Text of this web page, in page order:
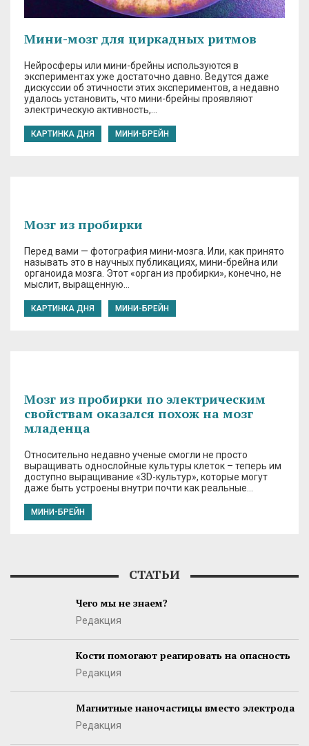
Мини-мозг для циркадных ритмов
Нейросферы или мини-брейны используются в
экспериментах уже достаточно давно. Ведутся даже
дискуссии об этичности этих экспериментов, а недавно
удалось установить, что мини-брейны проявляют
электрическую активность,…
КАРТИНКА ДНЯ МИНИ-БРЕЙН
Мозг из пробирки
Перед вами — фотография мини-мозга. Или, как принято
называть это в научных публикациях, мини-брейна или
органоида мозга. Этот «орган из пробирки», конечно, не
мыслит, выращенную…
КАРТИНКА ДНЯ МИНИ-БРЕЙН
Мозг из пробирки по электрическим
свойствам оказался похож на мозг
младенца
Относительно недавно ученые смогли не просто
выращивать однослойные культуры клеток – теперь им
доступно выращивание «3D-культур», которые могут
даже быть устроены внутри почти как реальные…
МИНИ-БРЕЙН
СТАТЬИ
Чего мы не знаем?
Редакция
Кости помогают реагировать на опасность
Редакция
Магнитные наночастицы вместо электрода
Редакция